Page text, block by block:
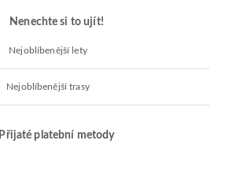
Nenechte si to ujít!
Nejoblíbenější lety
Nejoblíbenější trasy
Přijaté platební metody